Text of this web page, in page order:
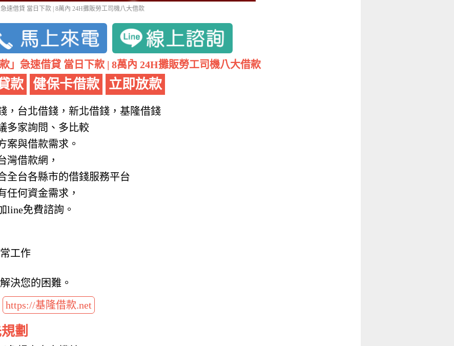
急速借貸 當日下款 | 8萬內 24H攤販勞工司機八大借款
款」急速借貸 當日下款 | 8萬內 24H攤販勞工司機八大借款
款 健保卡借款 立即放款
，台北借錢，新北借錢，基隆借錢
多家詢問、多比較
案與借款需求。
灣借款網，
全台各縣市的借錢服務平台
任何資金需求，
line免費諮詢。
工作
決您的困難。
https://基隆借款.net
劃